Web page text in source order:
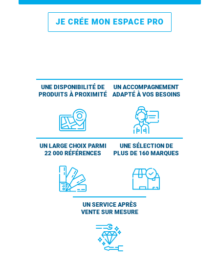
JE CRÉE MON ESPACE PRO
UNE DISPONIBILITÉ DE
PRODUITS À PROXIMITÉ
UN ACCOMPAGNEMENT
ADAPTÉ À VOS BESOINS
UN LARGE CHOIX PARMI
22 000 RÉFÉRENCES
UNE SÉLECTION DE
PLUS DE 160 MARQUES
UN SERVICE APRÈS
VENTE SUR MESURE